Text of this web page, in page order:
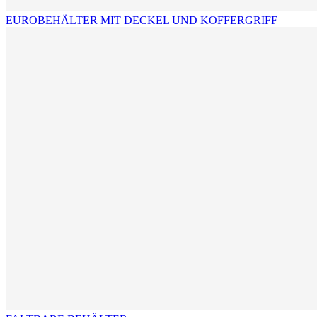
EUROBEHÄLTER MIT DECKEL UND KOFFERGRIFF